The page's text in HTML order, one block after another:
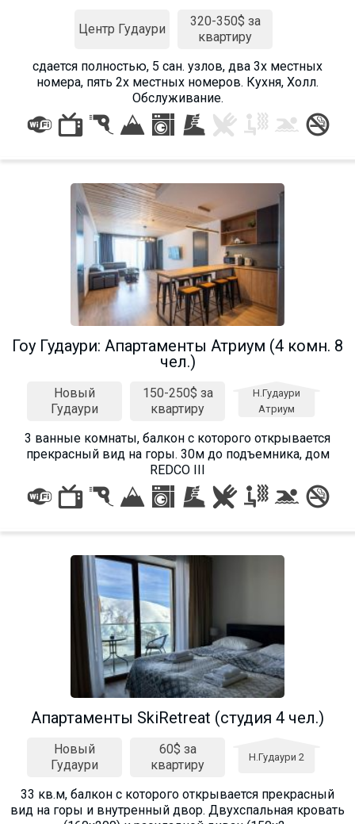
Центр Гудаури
320-350$ за
квартиру
сдается полностью, 5 сан. узлов, два 3х местных
номера, пять 2х местных номеров. Кухня, Холл.
Обслуживание.
Гоу Гудаури: Апартаменты Атриум (4 комн. 8
чел.)
Новый
Гудаури
150-250$ за
квартиру
Н.Гудаури
Атриум
3 ванные комнаты, балкон с которого открывается
прекрасный вид на горы. 30м до подъемника, дом
REDCO III
Aпартаменты SkiRetreat (студия 4 чел.)
Новый
Гудаури
60$ за
квартиру
Н.Гудаури 2
33 кв.м, балкон с которого открывается прекрасный
вид на горы и внутренный двор. Двухспальная кровать